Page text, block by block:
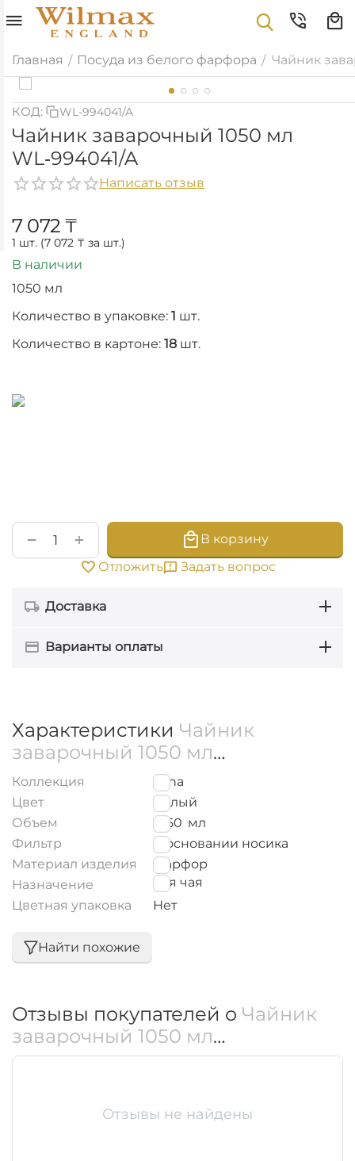
Главная / Посуда из белого фарфора / Чайник
КОД: WL-994041/A
Чайник заварочный 1050 мл
WL‑994041/A
Написать отзыв
7 072 ₸
1 шт. (7 072 ₸ за шт.)
В наличии
1050 мл
Количество в упаковке: 1 шт.
Количество в картоне: 18 шт.
+
−
В корзину
Отложить
Задать вопрос
Доставка
Варианты оплаты
Характеристики Чайник
заварочный 1050 мл
WL‑994041/A
Коллекция
Ilona
Цвет
Белый
Объем
1050 мл
Фильтр
В основании носика
Материал изделия
Фарфор
Назначение
для чая
Цветная упаковка
Нет
Найти похожие
Отзывы покупателей о Чайник
заварочный 1050 мл
WL‑994041/A
Отзывы не найдены